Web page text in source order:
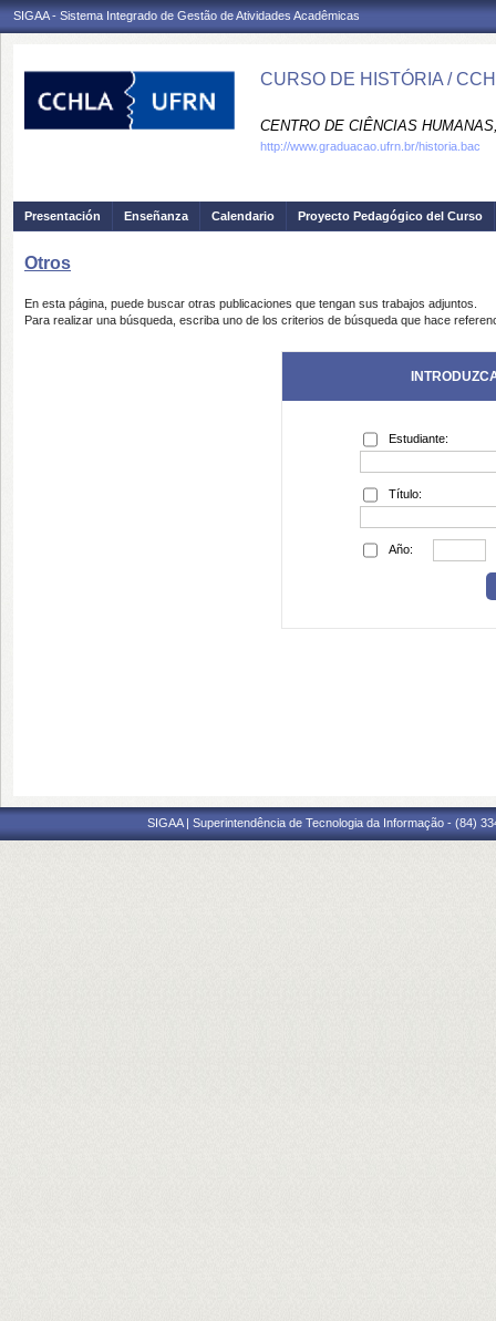
SIGAA - Sistema Integrado de Gestão de Atividades Acadêmicas
CURSO DE HISTÓRIA /
CENTRO DE CIÊNCIAS
http://www.graduacao.ufrn.br/historia.bac
Presentación Enseñanza Calendario Proyecto Pedagógico del Curso
Otros
En esta página, puede buscar otras publicaciones que tengan sus trabajos adjuntos.
Para realizar una búsqueda, escriba uno de los criterios de búsqueda que hace
Estudiante:
Título:
Año:
SIGAA | Superintendência de Tecnologia da Informação - (84)